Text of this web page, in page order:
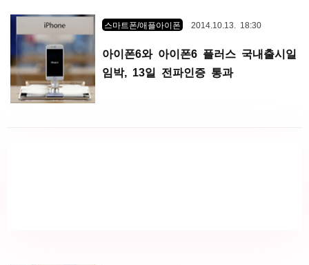
스마트폰/애플아이폰 2014.10.13. 18:30
아이폰6와 아이폰6 플러스 국내출시일
임박, 13일 전파인증 통과